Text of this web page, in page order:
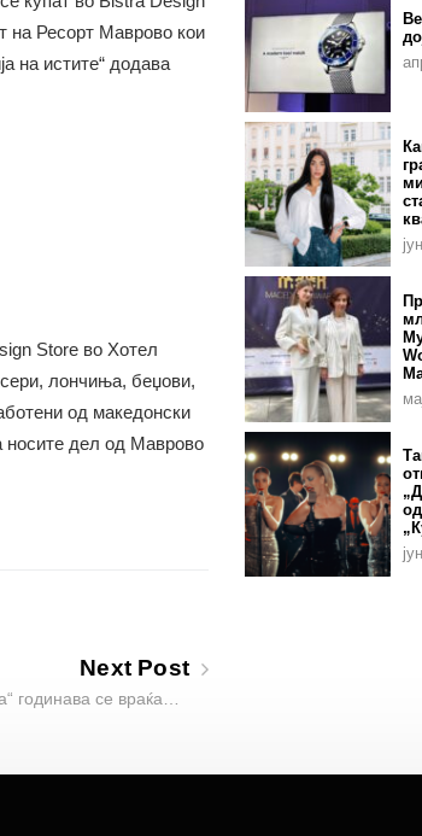
на Ресорт Маврово кои
на истите“ додава
Store во Хотел
лончиња, беџови,
од македонски
носите дел од Маврово
Next Post
годинава се враќа…